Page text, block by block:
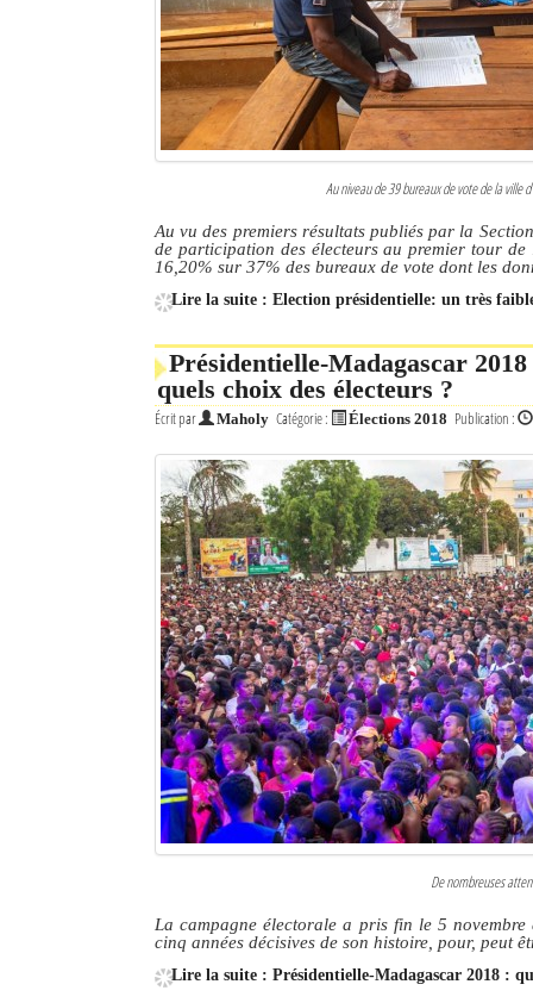
Le Nord de Madagascar
L'actualité du tourisme
Sites touristiques
Diego Suarez Pratique
Les Petites Annonces
La Tribune de Diego en PDF
Au niveau de 39 bureaux de vote de la ville
Au vu des premiers résultats publiés par la
de participation des électeurs au premier tour
16,20% sur 37% des bureaux de vote dont les
Lire la suite : Election présidentielle: un très
Présidentielle-Madagascar
quels choix des électeurs ?
Écrit par Maholy Catégorie : Élections 2018 Publication :
De nombreuses
La campagne électorale a pris fin le 5
cinq années décisives de son histoire, pour, peut
Lire la suite : Présidentielle-Madagascar 2018 :